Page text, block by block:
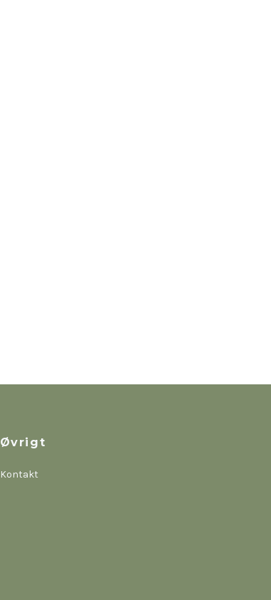
Øvrigt
Kontakt